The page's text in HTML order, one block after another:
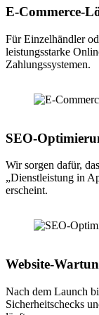
E-Commerce-
Für Einzelhändler
leistungsstarke
Zahlungssystemen.
SEO-
Wir sorgen dafür,
„Dienstleistung in
erscheint.
Website-
Nach dem Launch
Sicherheitschecks